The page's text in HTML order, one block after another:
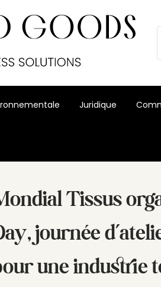
Juridique
Tissus
journée
une industrie